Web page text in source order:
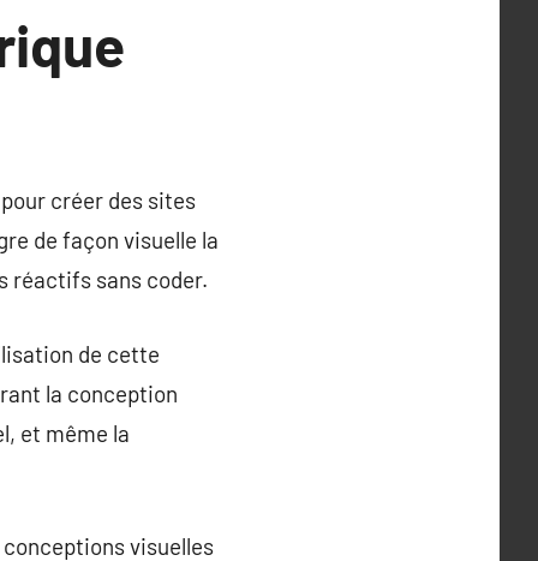
créer des sites
de façon visuelle la
réactifs sans coder.
de cette
la conception
et même la
visuelles